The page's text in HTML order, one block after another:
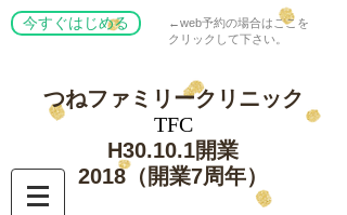
今すぐはじめる
←web予約の場合はここを
クリックして下さい。
つねファミリークリニック
​TFC
​H30.10.1開業
​2018（開業7周年）